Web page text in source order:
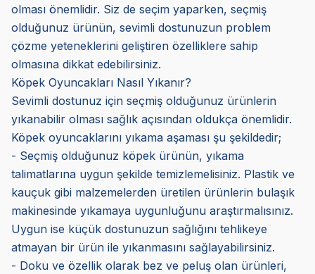
olması önemlidir. Siz de seçim yaparken, seçmiş
olduğunuz ürünün, sevimli dostunuzun problem
çözme yeteneklerini geliştiren özelliklere sahip
olmasına dikkat edebilirsiniz.
Köpek Oyuncakları Nasıl Yıkanır?
Sevimli dostunuz için seçmiş olduğunuz ürünlerin
yıkanabilir olması sağlık açısından oldukça önemlidir.
Köpek oyuncaklarını yıkama aşaması şu şekildedir;
- Seçmiş olduğunuz köpek ürünün, yıkama
talimatlarına uygun şekilde temizlemelisiniz. Plastik ve
kauçuk gibi malzemelerden üretilen ürünlerin bulaşık
makinesinde yıkamaya uygunluğunu araştırmalısınız.
Uygun ise küçük dostunuzun sağlığını tehlikeye
atmayan bir ürün ile yıkanmasını sağlayabilirsiniz.
- Doku ve özellik olarak bez ve peluş olan ürünleri,